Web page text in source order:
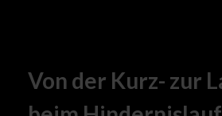
Von der Kurz- zur